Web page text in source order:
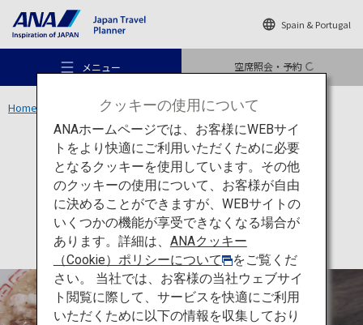
Spain & Portugal
メニュー 空席照会・予約
おすすめの旅
旅のアイデア
行き先
Home 東北エリア 喜多方ラーメン
食 福島
喜多方ラーメン
クッキーの使用について
ANAホームページでは、お客様にWEBサイ
トをより快適にご利用いただくために必要
となるクッキーを使用しています。その他
のクッキーの使用について、お客様が自由
に決めることができますが、WEBサイトの
いくつかの機能が享受できなくなる場合が
あります。詳細は、 ANAクッキー
（Cookie）ポリシーについて
をご覧くだ
さい。 当社では、お客様の当社ウェブサイ
ト閲覧に際して、サービスを快適にご利用
いただくために以下の情報を収集しており